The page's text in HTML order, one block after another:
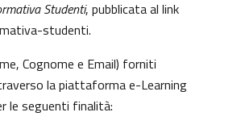
Studenti, pubblicata al link
studenti.
Cognome e Email) forniti
la piattaforma e-Learning
le seguenti finalità: